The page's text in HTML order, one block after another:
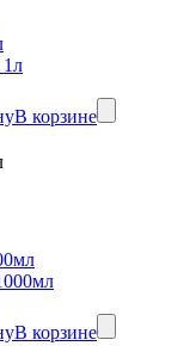
В корзине
В корзине